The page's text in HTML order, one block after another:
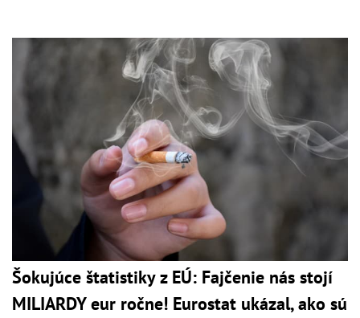
Šokujúce štatistiky z EÚ: Fajčenie nás stojí
MILIARDY eur ročne! Eurostat ukázal, ako sú